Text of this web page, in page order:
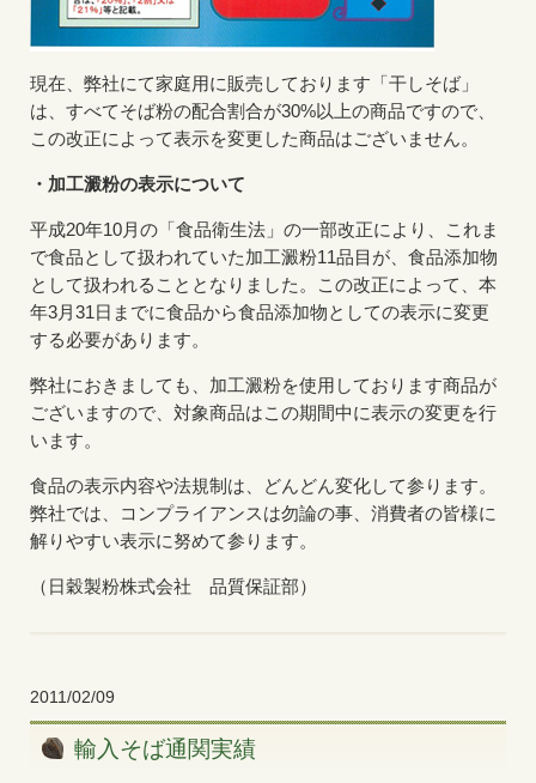
現在、弊社にて家庭用に販売しております「干しそば」
は、すべてそば粉の配合割合が30%以上の商品ですので、
この改正によって表示を変更した商品はございません。
・加工澱粉の表示について
平成20年10月の「食品衛生法」の一部改正により、これま
で食品として扱われていた加工澱粉11品目が、食品添加物
として扱われることとなりました。この改正によって、本
年3月31日までに食品から食品添加物としての表示に変更
する必要があります。
弊社におきましても、加工澱粉を使用しております商品が
ございますので、対象商品はこの期間中に表示の変更を行
います。
食品の表示内容や法規制は、どんどん変化して参ります。
弊社では、コンプライアンスは勿論の事、消費者の皆様に
解りやすい表示に努めて参ります。
（日穀製粉株式会社 品質保証部）
2011/02/09
輸入そば通関実績